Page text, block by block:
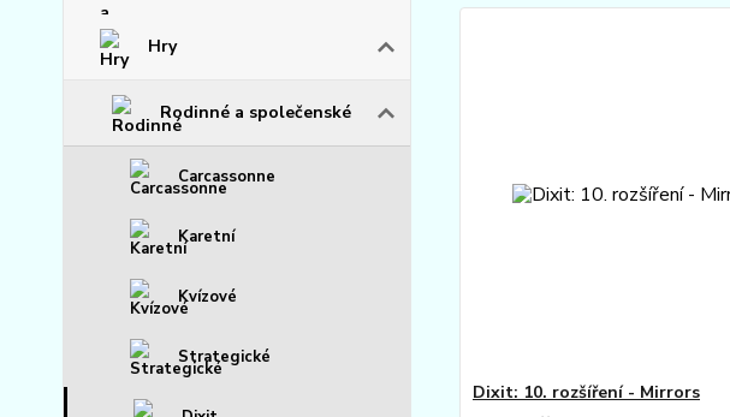
Hry
Rodinné a společenské
Carcassonne
Karetní
Kvízové
Strategické
Dixit: 10. rozšíření - Mirrors